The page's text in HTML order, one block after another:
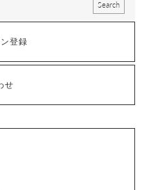
登録
せ